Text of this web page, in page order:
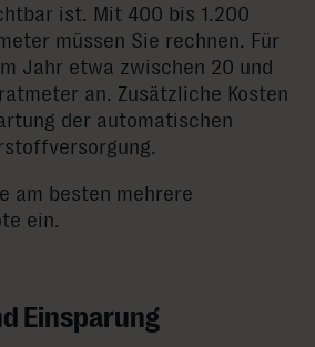
ist. Mit 400 bis 1.200
müssen Sie rechnen. Für
Jahr etwa zwischen 20 und
an. Zusätzliche Kosten
der automatischen
am besten mehrere
ein.
Einsparung